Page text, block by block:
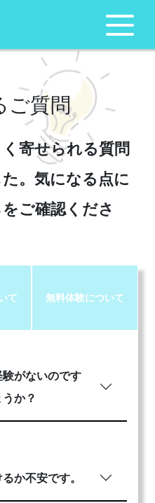
ご質問
寄せられる質問
。気になる点に
ご確認くださ
て 無料体験について
がないのです
か？
か不安です。